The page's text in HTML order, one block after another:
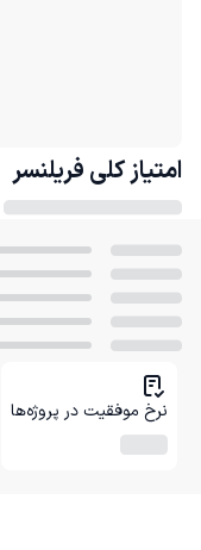
امتیاز کلی فریلنسر
نرخ موفقیت در پروژه‌ها